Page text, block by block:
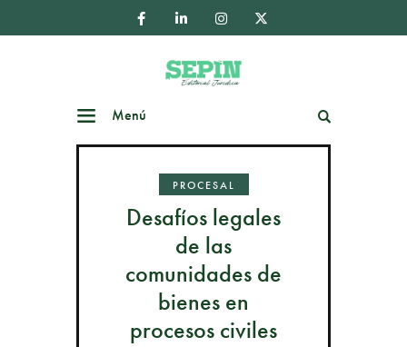
Menú
PROCESAL
Desafíos legales
de las
comunidades de
bienes en
procesos civiles